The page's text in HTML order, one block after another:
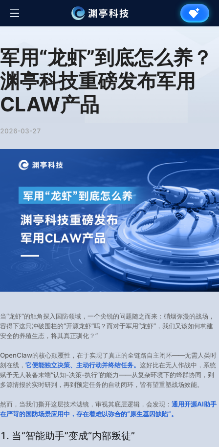
军用“龙虾”到底怎么养？
渊亭科技重磅发布军用
CLAW产品
2026-03-27
当“龙虾”的触角探入国防领域，一个尖锐的问题随之而来：硝烟弥漫的战场，
容得下这只冲破围栏的“开源龙虾”吗？而对于军用“龙虾”，我们又该如何构建
安全的养殖生态，将其真正驯化？”
OpenClaw的核心颠覆性，在于实现了真正的全链路自主闭环——无需人类时
刻在线， 它便能独立决策、主动行动并终结任务。 这好比在无人作战中，系统
赋予无人装备末端“认知-决策-执行”的能力——从复杂环境下的蜂群协同，到
多源情报的实时研判，再到预定任务的自动闭环，皆有望重塑战场效能。
然而，当我们撕开这层技术滤镜，审视其底层逻辑，会发现： 通用开源AI助手
在严苛的国防场景应用中，存在着难以弥合的“原生基因缺陷”。
1. 当“智能助手”变成“内部叛徒”​